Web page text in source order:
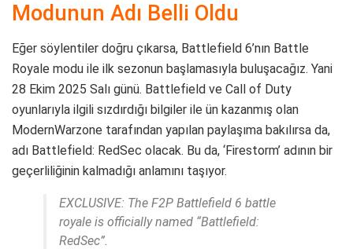
Modunun Adı Belli Oldu
Eğer söylentiler doğru çıkarsa, Battlefield 6’nın Battle
Royale modu ile ilk sezonun başlamasıyla buluşacağız. Yani
28 Ekim 2025 Salı günü. Battlefield ve Call of Duty
oyunlarıyla ilgili sızdırdığı bilgiler ile ün kazanmış olan
ModernWarzone tarafından yapılan paylaşıma bakılırsa da,
adı Battlefield: RedSec olacak. Bu da, ‘Firestorm’ adının bir
geçerliliğinin kalmadığı anlamını taşıyor.
EXCLUSIVE: The F2P Battlefield 6 battle
royale is officially named “Battlefield:
RedSec”.